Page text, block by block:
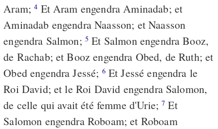
Aram;4 Et Aram engendra Aminadab; et
Aminadab engendra Naasson; et Naasson
engendra Salmon; 5 Et Salmon engendra Booz,
de Rachab; et Booz engendra Obed, de Ruth; et
Obed engendra Jessé; 6Et Jessé engendra le
Roi David; et le Roi David engendra Salomon,
de celle qui avait été femme d'Urie;7 Et
Salomon engendra Roboam; et Roboam